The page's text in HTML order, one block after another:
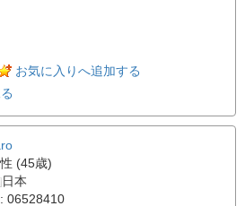
お気に入りへ追加する
(45歳)
日本
06528410